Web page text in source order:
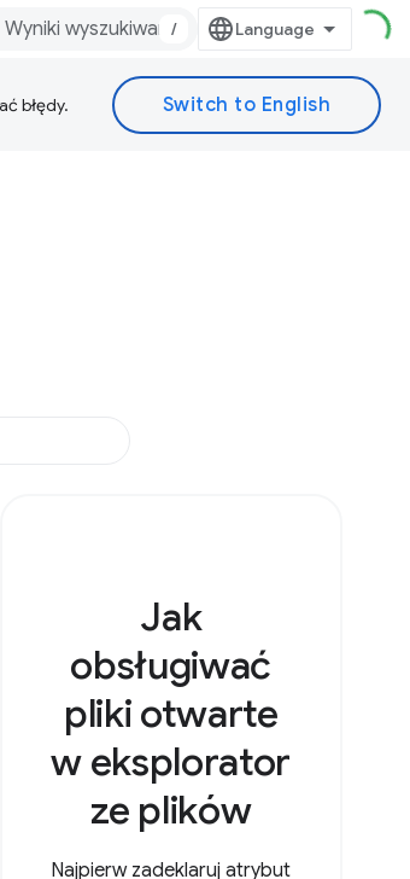
/
błędy.
Jak
obsługiwać
pliki otwarte
w eksplorator
ze plików
Najpierw zadeklaruj atrybut